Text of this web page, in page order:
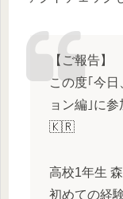
【ご報告】
この度｢今日
ョン編｣に
🇰🇷
高校1年生
初めての経